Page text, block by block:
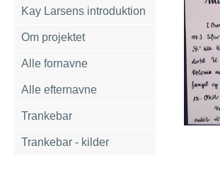
Kay Larsens introduktion
Om projektet
Alle fornavne
Alle efternavne
Trankebar
Trankebar - kilder